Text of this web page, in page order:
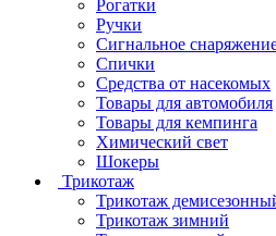
Рогатки
Ручки
Сигнальное
Спички
Средства от насекомых
Товары для автомобиля
Товары для кемпинга
Химический свет
Шокеры
Трикотаж
Трикотаж
Трикотаж зимний